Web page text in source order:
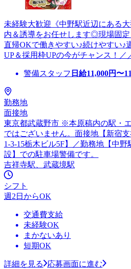
未経験大歓迎《中野駅近辺にある
内＆誘導をお任せします◎現場固
直帰OKで働きやすい♪続けやすい♪
UP＆採用枠UPの今がチャンス！／
警備スタッフ 日給11,000円〜
勤務地
面接地
東京都武蔵野市 ※本原稿内の駅・
ではございません。面接地【新宿
1-3-15栃木ビル5F】／勤務地【中
設】での駐車場警備です。
吉祥寺駅、武蔵境駅
シフト
週2日からOK
交通費支給
未経験OK
まかないあり
短期OK
詳細を見る
応募画面に進む